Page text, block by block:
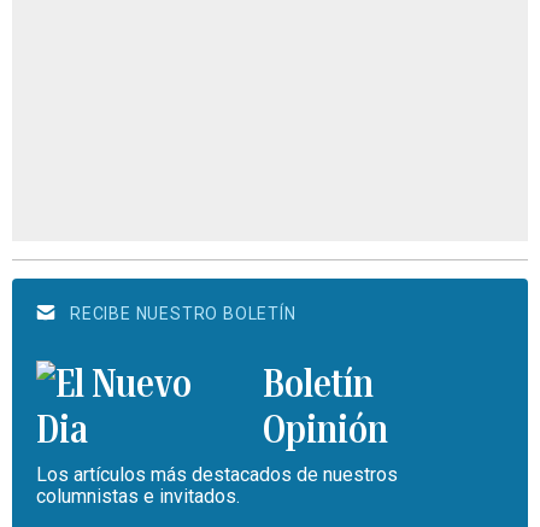
RECIBE NUESTRO BOLETÍN
Boletín
Opinión
Los artículos más destacados de nuestros
columnistas e invitados.